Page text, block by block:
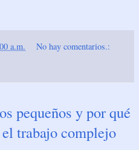
a.m. No hay comentarios.:
pequeños y por qué
trabajo complejo